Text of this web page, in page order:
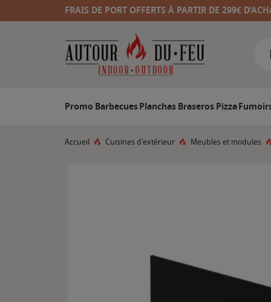
FRAIS DE PORT OFFERTS À PARTIR DE 299€
Promo BarbecuesPlanchasBraserosPizza
Accueil Cuisines d'extérieur Meubles et modules